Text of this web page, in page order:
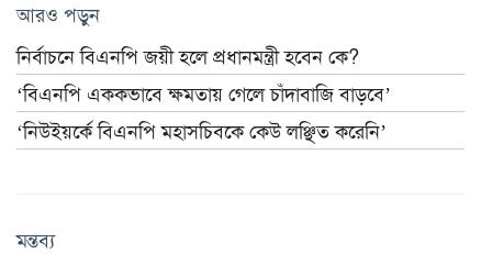
আরও পড়ুন
নির্বাচনে বিএনপি জয়ী হলে প্রধানমন্ত্রী হবেন কে?
‘বিএনপি এককভাবে ক্ষমতায় গেলে চাঁদাবাজি বাড়বে’
‘নিউইয়র্কে বিএনপি মহাসচিবকে কেউ লঞ্ছিত করেনি’
মন্তব্য